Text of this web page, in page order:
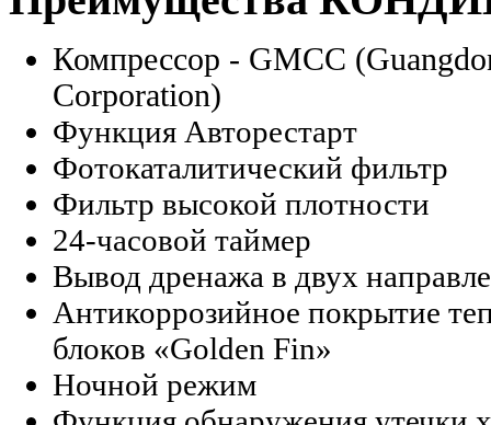
Компрессор - GMCC
Corporation)
Функция Авторестарт
Фотокаталитический фильтр
Фильтр высокой плотности
24-часовой таймер
Вывод дренажа в двух
Антикоррозийное покрытие
блоков «Golden Fin»
Ночной режим